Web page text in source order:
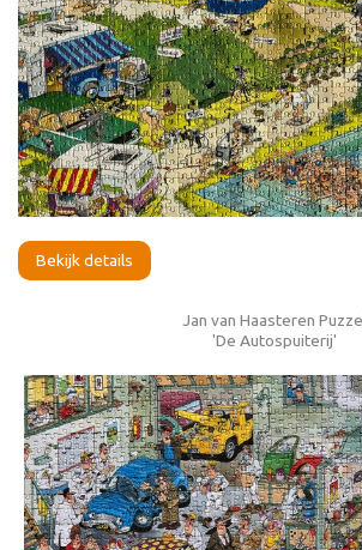
Bekijk details
Jan van Haasteren
'De Autospuiterij'